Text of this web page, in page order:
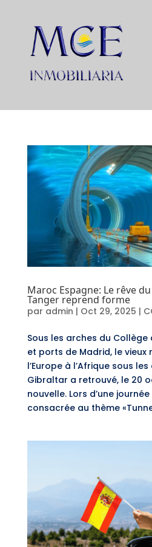
Maroc Espagne: Le rêve
Tanger reprend forme
par admin | Oct 29, 2025 |
Sous les arches du
et ports de Madrid, le vieux
l’Europe à l’Afrique sous
Gibraltar a retrouvé, le 20
nouvelle. Lors d’une
consacrée au thème